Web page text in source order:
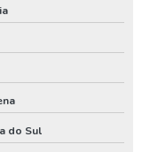
do Sul